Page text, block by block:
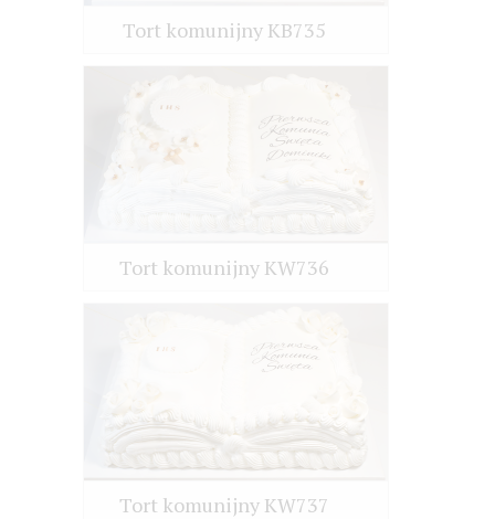
Tort komunijny KB735
Tort komunijny KW736
Tort komunijny KW737